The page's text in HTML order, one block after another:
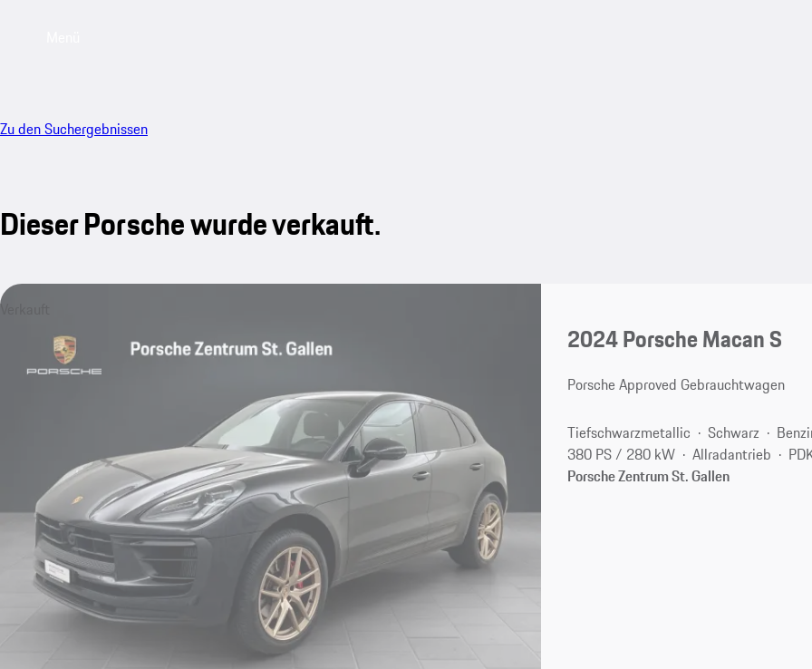
Zu den Suchergebnissen
Dieser Porsche wurde verkauft.
Verkauft
2024 Porsche Macan S
Porsche Approved Gebrauchtwagen
Tiefschwarzmetallic Schwarz
380 PS / 280 kW
Allradantrieb
Porsche Zentrum St. Gallen